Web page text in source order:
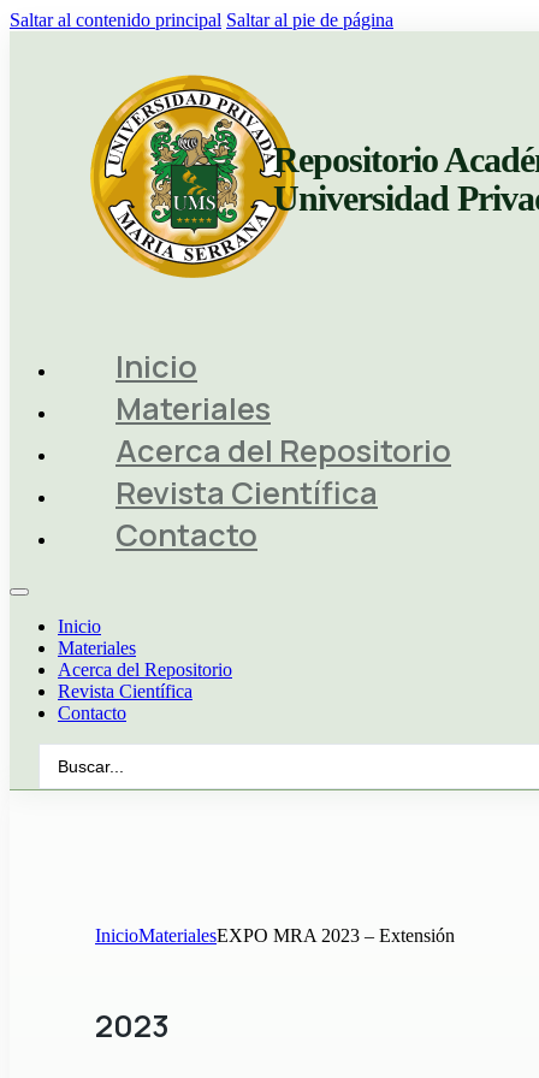
Saltar al contenido principal Saltar al pie de página
Repositorio
Universidad
Inicio
Materiales
Acerca del Repositorio
Revista Científica
Contacto
Inicio
Materiales
Acerca del Repositorio
Revista Científica
Contacto
InicioMaterialesEXPO MRA 2023 – Extensión
2023